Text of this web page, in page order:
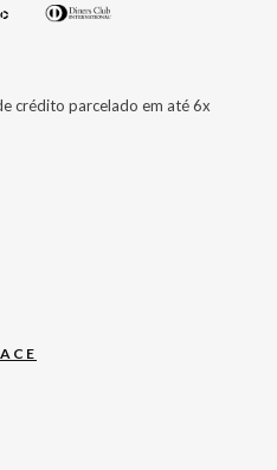
crédito parcelado em até 6x